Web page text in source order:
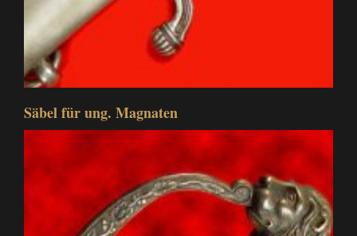
Säbel für ung. Magnaten